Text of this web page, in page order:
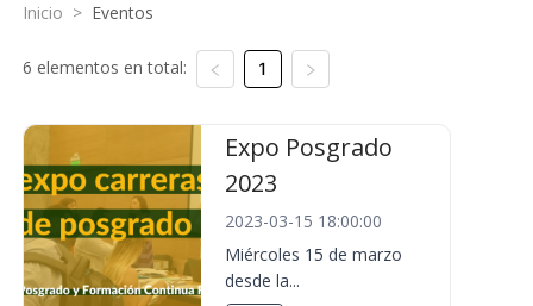
Inicio > Eventos
6 elementos en total: 1
Expo Posgrado
2023
2023-03-15 18:00:00
Miércoles 15 de marzo
desde la...